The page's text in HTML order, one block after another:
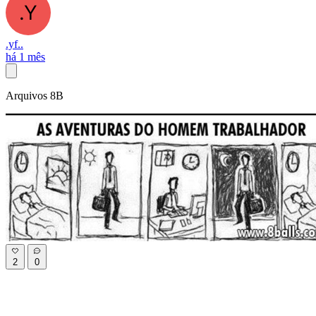
.yf..
há 1 mês
Arquivos 8B
2 0